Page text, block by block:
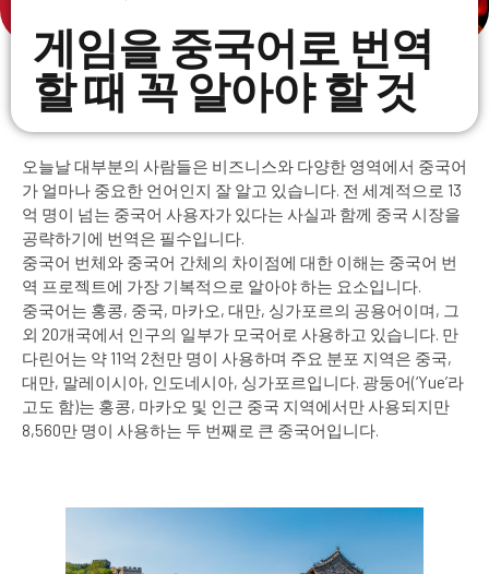
게임을 중국어로 번역
할 때 꼭 알아야 할 것
오늘날 대부분의 사람들은 비즈니스와 다양한 영역에서 중국어
가 얼마나 중요한 언어인지 잘 알고 있습니다. 전 세계적으로 13
억 명이 넘는 중국어 사용자가 있다는 사실과 함께 중국 시장을
공략하기에 번역은 필수입니다.
중국어 번체와 중국어 간체의 차이점에 대한 이해는 중국어 번
역 프로젝트에 가장 기복적으로 알아야 하는 요소입니다.
중국어는 홍콩, 중국, 마카오, 대만, 싱가포르의 공용어이며, 그
외 20개국에서 인구의 일부가 모국어로 사용하고 있습니다. 만
다린어는 약 11억 2천만 명이 사용하며 주요 분포 지역은 중국,
대만, 말레이시아, 인도네시아, 싱가포르입니다. 광둥어(‘Yue’라
고도 함)는 홍콩, 마카오 및 인근 중국 지역에서만 사용되지만
8,560만 명이 사용하는 두 번째로 큰 중국어입니다.